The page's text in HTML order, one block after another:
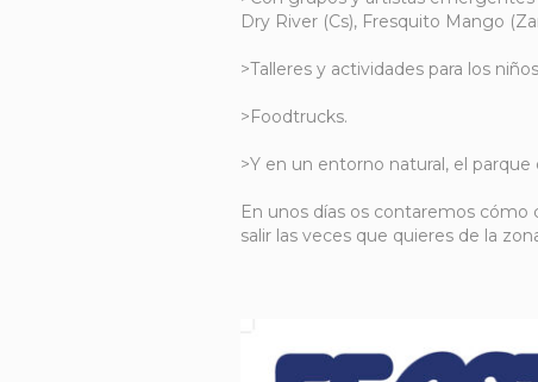
Dry River (Cs), Fresquito Mango
>Talleres y actividades para los
>Foodtrucks.
>Y en un entorno natural, el parque
En unos días os contaremos cómo
salir las veces que quieres de la